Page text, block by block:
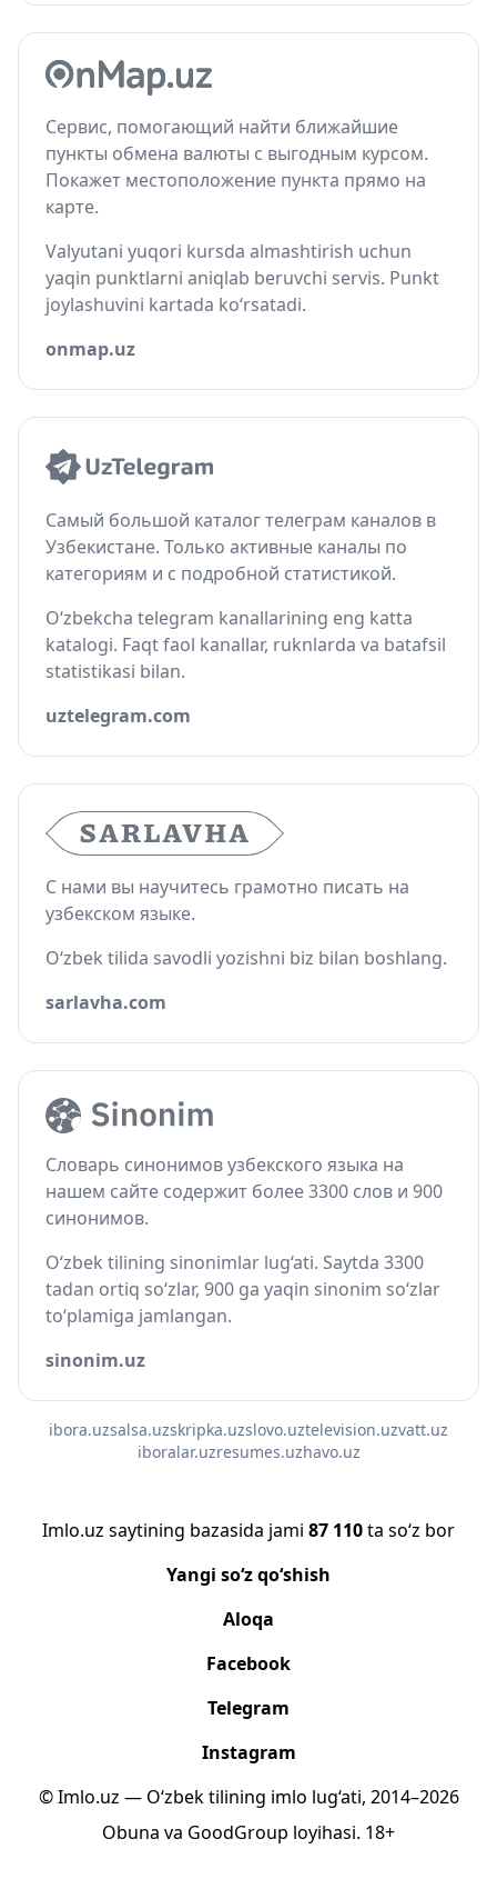
Сервис, помогающий найти ближайшие
пункты обмена валюты с выгодным курсом.
Покажет местоположение пункта прямо на
карте.
Valyutani yuqori kursda almashtirish uchun
yaqin punktlarni aniqlab beruvchi servis. Punkt
joylashuvini kartada ko‘rsatadi.
onmap.uz
Самый большой каталог телеграм каналов в
Узбекистане. Только активные каналы по
категориям и с подробной статистикой.
O‘zbekcha telegram kanallarining eng katta
katalogi. Faqt faol kanallar, ruknlarda va batafsil
statistikasi bilan.
uztelegram.com
С нами вы научитесь грамотно писать на
узбекском языке.
O‘zbek tilida savodli yozishni biz bilan boshlang.
sarlavha.com
Словарь синонимов узбекского языка на
нашем сайте содержит более 3300 слов и 900
синонимов.
O‘zbek tilining sinonimlar lug‘ati. Saytda 3300
tadan ortiq so‘zlar, 900 ga yaqin sinonim so‘zlar
to‘plamiga jamlangan.
sinonim.uz
ibora.uzsalsa.uzskripka.uzslovo.uztelevision.uzvatt.uz
iboralar.uzresumes.uzhavo.uz
Imlo.uz saytining bazasida jami 87 110ta so‘z bor
Yangi so‘z qo‘shish
Aloqa
Facebook
Telegram
Instagram
© Imlo.uz — O‘zbek tilining imlo lug‘ati, 2014–2026
Obuna va GoodGroup loyihasi. 18+